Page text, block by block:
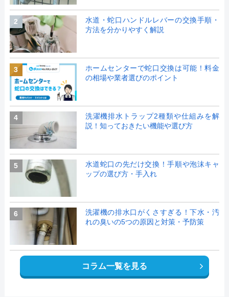
2
水道・蛇口ハンドルレバーの交換手順・
方法を分かりやすく解説
3
ホームセンターで蛇口交換は可能！料金
の相場や業者選びのポイント
4
洗濯機排水トラップ2種類や仕組みを解
説！知っておきたい機能や選び方
5
水道蛇口の先だけ交換！手順や泡沫キャ
ップの選び方・手入れ
6
洗濯機の排水口がくさすぎる！下水・汚
れの臭いの5つの原因と対策・予防策
コラム一覧を見る